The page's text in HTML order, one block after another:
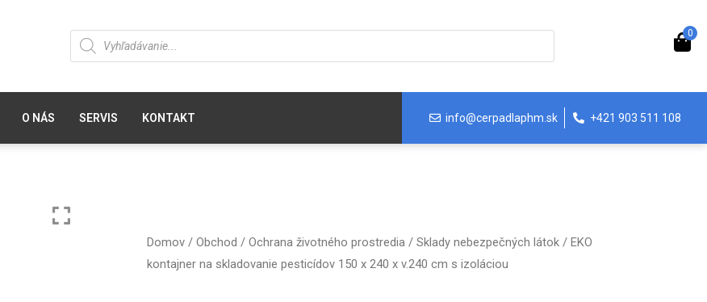
0
O NÁS SERVIS KONTAKT info@cerpadlaphm.sk +421 903 511 108
Domov/ Obchod / Ochrana životného prostredia/ Sklady nebezpečných látok/ EKO
kontajner na skladovanie pesticídov 150 x 240 x v.240 cm s izoláciou